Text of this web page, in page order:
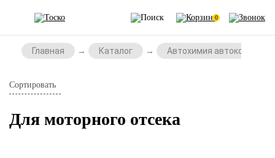
0
Главная Каталог Автохимия
Сортировать
Для моторного отсека